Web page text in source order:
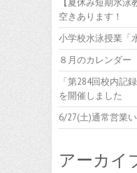
空きあります！
小学校水泳授業「
８月のカレンダー
「第284回校内記
を開催しました
6/27(土)通常営業
アーカイ